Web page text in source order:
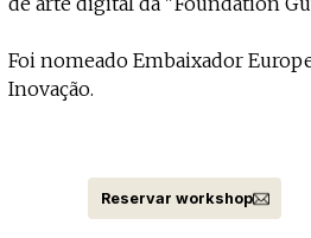
Foi nomeado Embaixador
Inovação.
Reservar workshop